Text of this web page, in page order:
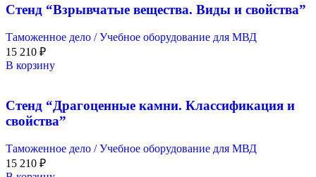
Стенд “Взрывчатые вещества. Виды и свойства”
Таможенное дело / Учебное оборудование для МВД
15 210 ₽
В корзину
Стенд “Драгоценные камни. Классификация и
свойства”
Таможенное дело / Учебное оборудование для МВД
15 210 ₽